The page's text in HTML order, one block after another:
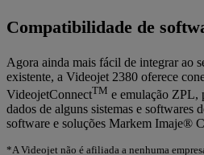
Compatibilidade de
Agora ainda mais fácil de integrar ao
existente, a Videojet 2380 oferece
VideojetConnectTM e emulação ZPL,
dados de alguns sistemas e softwares
software e soluções Markem Imaje®
*A Videojet não é afiliada a nenhuma